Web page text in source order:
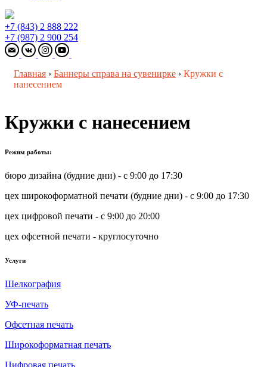
+7 (843) 2 888 222
+7 (987) 2 900 254
Главная › Баннеры справа на сувенирке › Кружки с
нанесением
Кружки с нанесением
Режим работы:
бюро дизайна (будние дни) - с 9:00 до 17:30
цех широкоформатной печати (будние дни) - с 9:00 до 17:30
цех цифровой печати - с 9:00 до 20:00
цех офсетной печати - круглосуточно
Услуги
Шелкография
УФ-печать
Офсетная печать
Широкоформатная печать